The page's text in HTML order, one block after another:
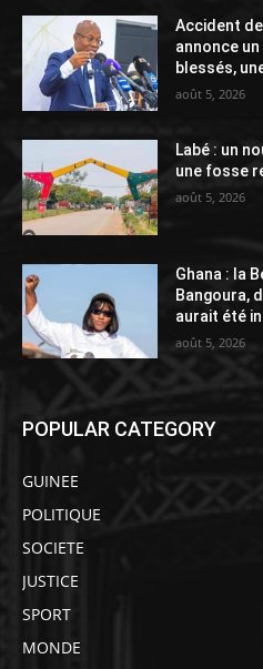
Accident
annonce
blessés,
août 5, 2026
Labé : un
une fosse
août 5, 2026
Ghana : la
Bangoura,
aurait été
août 5, 2026
POPULAR CATEGORY
GUINEE
POLITIQUE
SOCIETE
JUSTICE
SPORT
MONDE